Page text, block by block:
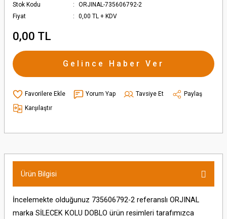
Stok Kodu
ORJINAL-735606792-2
Fiyat
0,00 TL + KDV
0,00 TL
Gelince Haber Ver
Yorum Yap Tavsiye Et
Paylaş
Karşılaştır
Ürün Bilgisi
İncelemekte olduğunuz 735606792-2 referanslı ORJINAL
marka SİLECEK KOLU DOBLO ürün resimleri tarafımızca